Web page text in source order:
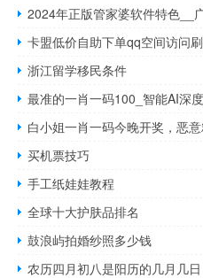
2024年正版管家婆软件特色__
卡盟低价自助下单qq空间访问
浙江留学移民条件
最准的一肖一码100_智能AI深
白小姐一肖一码今晚开奖，恶
买机票技巧
手工纸娃娃教程
全球十大护肤品排名
鼓浪屿拍婚纱照多少钱
农历四月初八是阳历的几月几